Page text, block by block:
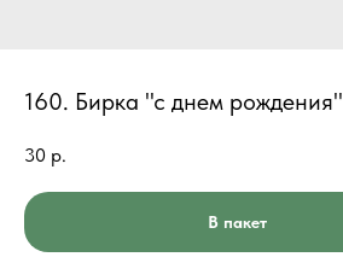
160. Бирка "с днем рождения"
30 р.
В пакет